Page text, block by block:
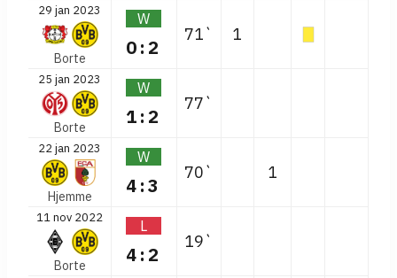
29 jan 2023
Borte
W
0:2
71` 1
25 jan 2023
Borte
W
1:2
77`
22 jan 2023
Hjemme
W
4:3
70` 1
11 nov 2022
Borte
L
4:2
19`